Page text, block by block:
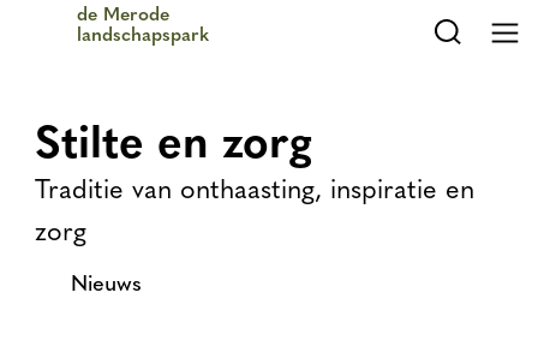
De Merode
landschapspark
Zoeken
Stilte en zorg
Traditie van onthaasting, inspiratie en
zorg
Nieuws